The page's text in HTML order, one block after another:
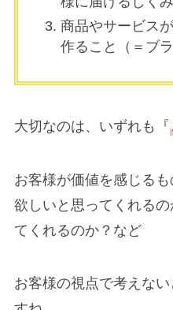
商品やサービス
作ること（＝ブ
大切なのは、いずれも『
お客様が価値を感じる
欲しいと思ってくれる
てくれるのか？など
お客様の視点で考えな